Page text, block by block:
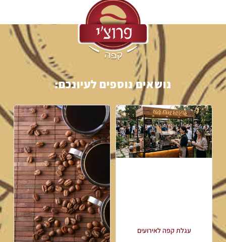
נושאים נוספים לעיונכם:
עגלת קפה לאירועים